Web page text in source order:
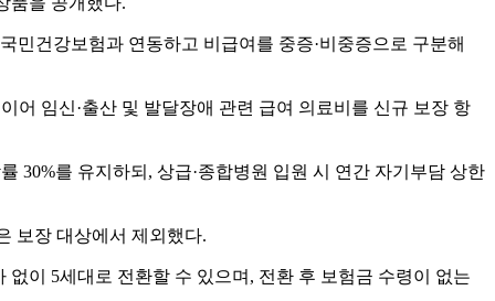
민건강보험과 연동하고 비급여를 중증·비중증으로 구분해
어 임신·출산 및 발달장애 관련 급여 의료비를 신규 보장 항
30%를 유지하되, 상급·종합병원 입원 시 연간 자기부담 상한
보장 대상에서 제외했다.
없이 5세대로 전환할 수 있으며, 전환 후 보험금 수령이 없는